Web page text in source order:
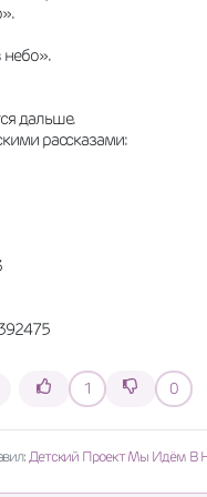
дальше.
рассказами:
1 0
Детский Проект Мы Идём В